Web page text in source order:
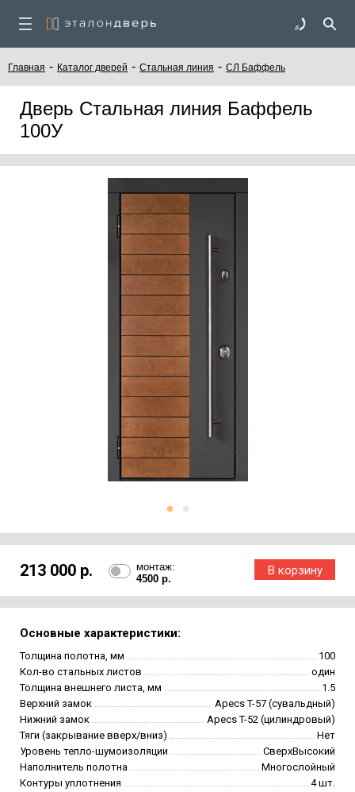
Главная - Каталог дверей - Стальная линия - СЛ Баффель
Дверь Стальная линия Баффель
100У
213 000 р.
монтаж:
4500 р.
Основные характеристики:
Толщина полотна, мм
100
Кол-во стальных листов
один
Толщина внешнего листа, мм
1.5
Верхний замок
Apecs T-57 (сувальдный)
Нижний замок
Apecs T-52 (цилиндровый)
Тяги (закрывание вверх/вниз)
Нет
Уровень тепло-шумоизоляции
СверхВысокий
Наполнитель полотна
Многослойный
Контуры уплотнения
4 шт.